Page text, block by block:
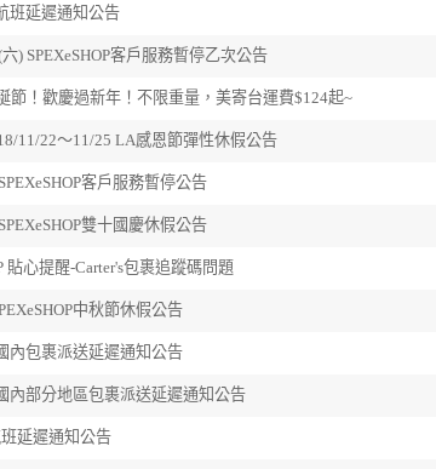
班延遲通知公告
) SPEXeSHOP客戶服務暫停乙次公告
節！歡慶過新年！不限重量，美寄台運費$124起~
11/22～11/25 LA感恩節彈性休假公告
客戶服務暫停公告
雙十國慶休假公告
貼心提醒-Carter's包裹追蹤碼問題
中秋節休假公告
內包裹派送延遲通知公告
內部分地區包裹派送延遲通知公告
延遲通知公告